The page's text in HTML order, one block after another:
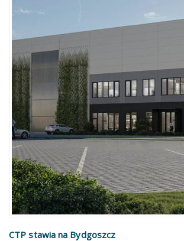
CTP stawia na Bydgoszcz